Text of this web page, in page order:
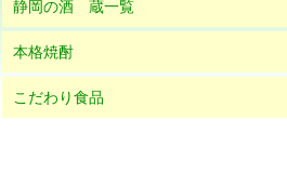
静岡の酒 蔵一覧
本格焼酎
こだわり食品